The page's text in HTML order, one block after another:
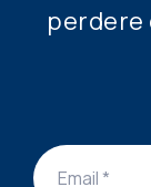
perdere